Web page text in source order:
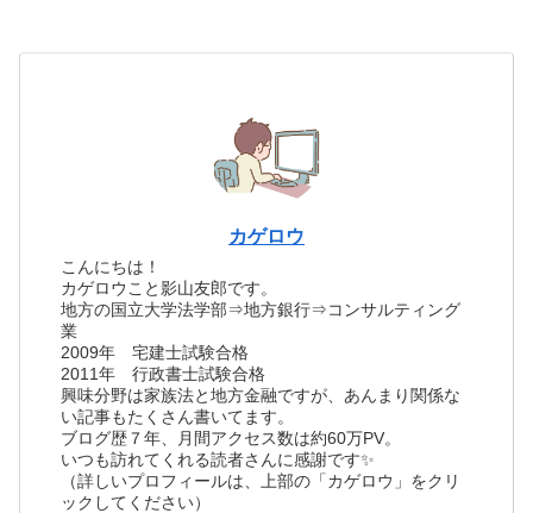
カゲロウ
こんにちは！
カゲロウこと影山友郎です。
地方の国立大学法学部⇒地方銀行⇒コンサルティング
業
2009年 宅建士試験合格
2011年 行政書士試験合格
興味分野は家族法と地方金融ですが、あんまり関係な
い記事もたくさん書いてます。
ブログ歴７年、月間アクセス数は約60万PV。
いつも訪れてくれる読者さんに感謝です✨
（詳しいプロフィールは、上部の「カゲロウ」をクリ
ックしてください）